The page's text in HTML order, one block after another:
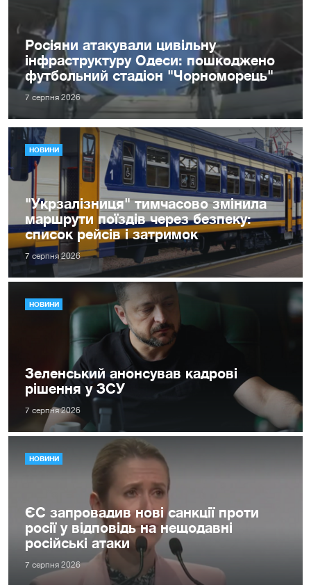
Росіяни атакували цивільну
інфраструктуру Одеси: пошкоджено
футбольний стадіон "Чорноморець"
7 серпня 2026
НОВИНИ
"Укрзалізниця" тимчасово змінила
маршрути поїздів через безпеку:
список рейсів і затримок
7 серпня 2026
НОВИНИ
Зеленський анонсував кадрові
рішення у ЗСУ
7 серпня 2026
НОВИНИ
ЄС запровадив нові санкції проти
росії у відповідь на нещодавні
російські атаки
7 серпня 2026